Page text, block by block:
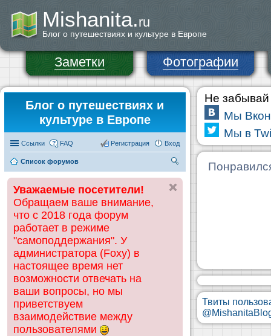
Mishanita.ru
Блог о путешествиях и культуре в Европе
Заметки Фотографии
Блог о путешествиях и
культуре в Европе
Ссылки FAQ Вход
Регистрация
Список форумов
ск
Уважаемые посетители!
Обращаем ваше внимание,
что с 2018 года форум
работает в режиме
"самоподдержания". У
администратора (Foxy) в
настоящее время нет
возможности отвечать на
ваши вопросы, но мы
приветствуем
взаимодействие между
пользователями
Не забывай
Мы
Мы в
Твиты